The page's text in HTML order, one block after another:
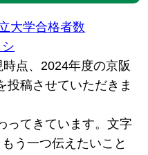
大学合格者数
点、2024年度の京阪
投稿させていただきま
ってきています。文字
う一つ伝えたいこと